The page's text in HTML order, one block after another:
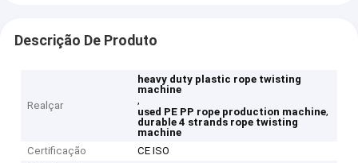
Descrição De Produto
Realçar
heavy duty plastic rope twisting
machine
,
used PE PP rope production machine,
durable 4 strands rope twisting
machine
Certificação
CE ISO